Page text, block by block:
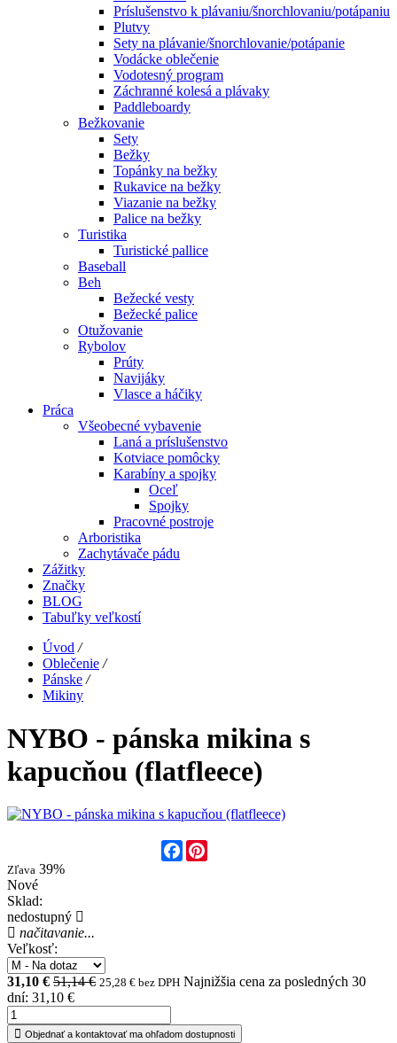
Príslušenstvo k plávaniu/šnorchlovaniu/potápaniu
Plutvy
Sety na plávanie/šnorchlovanie/potápanie
Vodácke oblečenie
Vodotesný program
Záchranné kolesá a plávaky
Paddleboardy
Bežkovanie
Sety
Bežky
Topánky na bežky
Rukavice na bežky
Viazanie na bežky
Palice na bežky
Turistika
Turistické pallice
Baseball
Beh
Bežecké vesty
Bežecké palice
Otužovanie
Rybolov
Prúty
Navijáky
Vlasce a háčiky
Práca
Všeobecné vybavenie
Laná a príslušenstvo
Kotviace pomôcky
Karabíny a spojky
Oceľ
Spojky
Pracovné postroje
Arboristika
Zachytávače pádu
Zážitky
Značky
BLOG
Tabuľky veľkostí
Úvod /
Oblečenie /
Pánske /
Mikiny
NYBO - pánska mikina s
kapucňou (flatfleece)
Facebook
Zľava 39%
Nové
Sklad:
nedostupný
načitavanie...
Veľkosť:
31,10 € 51,14 € 25,28 € bez DPH Najnižšia cena za posledných 30
dní: 31,10 €
Objednať a kontaktovať ma ohľadom dostupnosti